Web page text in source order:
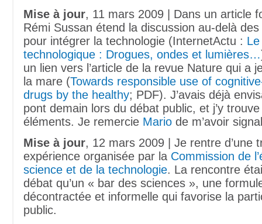
Mise à jour, 11 mars 2009 | Dans un article
Rémi Sussan étend la discussion au-delà
pour intégrer la technologie (InternetActu :
technologique : Drogues, ondes et lumières…
un lien vers l’article de la revue Nature qui a
la mare (Towards responsible use of
drugs by the healthy; PDF). J’avais déjà
pont demain lors du débat public, et j’y
éléments. Je remercie Mario de m’avoir
Mise à jour, 12 mars 2009 | Je rentre d’une
expérience organisée par la Commission de
science et de la technologie. La rencontre
débat qu’un « bar des sciences », une
décontractée et informelle qui favorise la
public.